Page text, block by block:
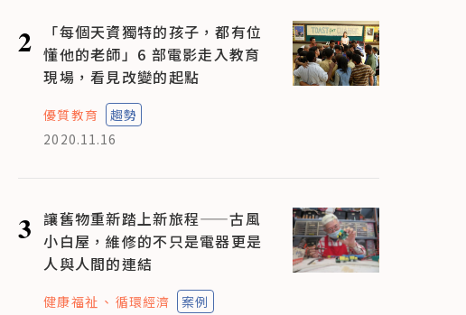
2
「每個天資獨特的孩子，都有位
懂他的老師」6 部電影走入教育
現場，看見改變的起點
優質教育
趨勢
2020.11.16
3
讓舊物重新踏上新旅程——古風
小白屋，維修的不只是電器更是
人與人間的連結
健康福祉 循環經濟
案例